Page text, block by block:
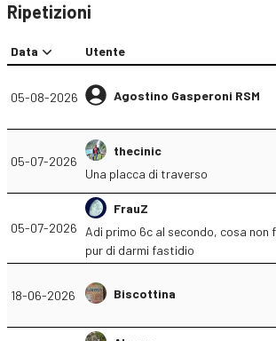
Ripetizioni
Data Utente
05-08-2026 Agostino Gasperoni RSM
05-07-2026
thecinic
Una placca di traverso
05-07-2026
FrauZ
Adi primo 6c al secondo, cosa non
pur di darmi fastidio
18-06-2026 Biscottina